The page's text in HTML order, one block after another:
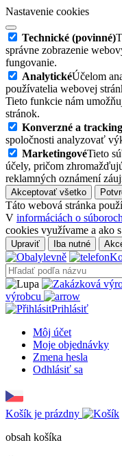
Nastavenie cookies
Technické (povinné)
správne zobrazenie
fungovanie.
AnalytickéÚčelom
používatelia webovej
Tieto funkcie nám
stránok.
Konverzné a
spoločnosti analyzovať
MarketingovéTieto
účely, pričom
reklamných oznámení
Akceptovať všetko
Táto webová stránka
V informáciách o
cookies využívame a ako
Upraviť Iba nutné
výrobcu
Prihlásiť
Môj účet
Moje objednávky
Zmena hesla
Odhlásiť sa
Košík je prázdny
obsah košíka